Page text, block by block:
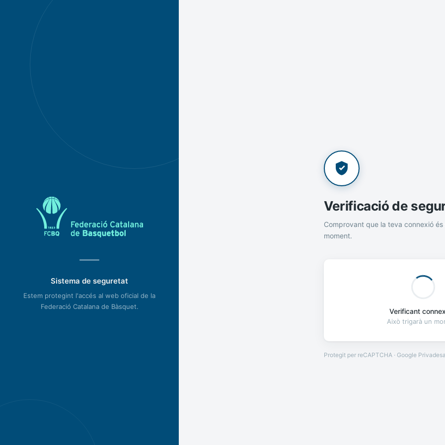
Sistema de seguretat
Estem protegint l'accés al web oficial de la
Federació Catalana de Bàsquet.
Verificació de
Comprovant que la teva connexió és
moment.
Verificant
Això trigarà un
Protegit per reCAPTCHA · Google Privadesa